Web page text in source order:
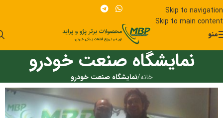
Skip to navigation
Skip to main content
منو
نمایشگاه صنعت خودرو
خانه/نمایشگاه صنعت خودرو